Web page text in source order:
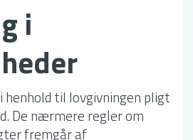
i
henhold til lovgivningen pligt
De nærmere regler om
fremgår af